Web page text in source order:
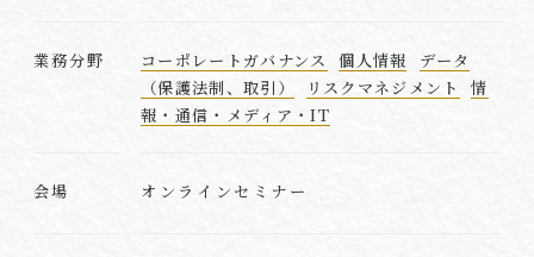
業務分野 コーポレートガバナンス 個人情報
データ
（保護法制、取引）
リスクマネジメント
情
報・通信・メディア・IT
会場 オンラインセミナー